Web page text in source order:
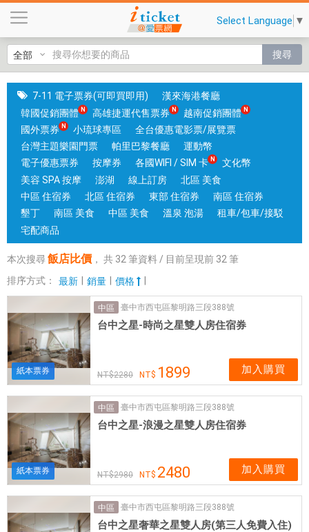
比
價
|
國
旅
卡
門
市
可
核
銷
銷
售
國
實
體
可
即
買
即
Select Language ▼
搜尋
7-11 電子票券(可即買即用)
漢來海港餐廳
韓國促銷團體
高雄捷運代售票券
越南促銷團體
國外票券
小琉球專區
全台優惠電影票/展覽票
台灣主題樂園門票
帕里巴黎餐廳
運動幣
電子優惠票券
按摩券 各國WIFI / SIM 卡
文化幣
美容 SPA 按摩
澎湖 線上訂房
北區 美食
中區 住宿券
北區 住宿券 東部 住宿券
南區 住宿券
墾丁
南區 美食 中區 美食 溫泉 泡湯
租車/包車/接駁
宅配商品
本次搜尋 飯店比價 ， 共 32 筆資料 / 目前呈現前 32 筆
排序方式：
最新 銷量 價格
紙本票券
中區 臺中市西屯區黎明路三段388號
台中之星-時尚之星雙人房住宿券
2280 1899 加入購買
紙本票券
中區 臺中市西屯區黎明路三段388號
台中之星-浪漫之星雙人房住宿券
2980 2480 加入購買
中區 臺中市西屯區黎明路三段388號
台中之星奢華之星雙人房(第三人免費入住)